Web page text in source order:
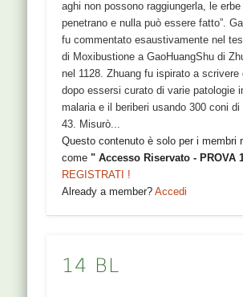
aghi non possono raggiungerla, le
penetrano e nulla può essere fatto”.
fu commentato esaustivamente nel
di Moxibustione a GaoHuangShu di
nel 1128. Zhuang fu ispirato a scrivere
dopo essersi curato di varie patologie
malaria e il beriberi usando 300 coni di
43. Misurò...
Questo contenuto è solo per i membri
come" Accesso Riservato - PROVA
REGISTRATI !
Already a member?Accedi
14 BL